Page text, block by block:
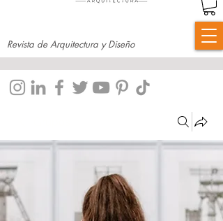
Revista de Arquitectura y Diseño